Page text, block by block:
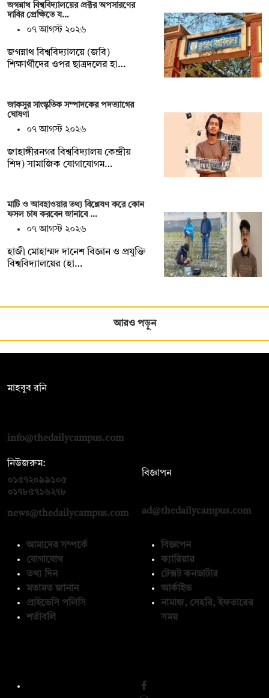
জগন্নাথ বিশ্ববিদ্যালয়ের প্রক্টর অপসারণের
দাবির প্রেক্ষিতে য…
০৭ আগস্ট ২০২৬
জগন্নাথ বিশ্ববিদ্যালয়ে (জবি)
শিক্ষার্থীদের ওপর ছাত্রদলের হা…
জাকসুর সাংস্কৃতিক সম্পাদকের পদত্যাগের
ঘোষণা
০৭ আগস্ট ২০২৬
‎জাহাঙ্গীরনগর বিশ্ববিদ্যালয় কেন্দ্রীয়
শিদ) সামাজিক যোগাযোগম…
মাটি ও আবহাওয়ার তথ্য বিশ্লেষণ করে কোন
ফসল চাষ করবেন জানাবে …
০৭ আগস্ট ২০২৬
হাজী মোহাম্মদ দানেশ বিজ্ঞান ও প্রযুক্তি
বিশ্ববিদ্যালয়ের (হা…
আরও পড়ুন
মাহবুব রনি
info@thedailycampus.com
নিউজরুম:
০১৫৭২০৯৯১০৫
০১৭৮৫৭১৬২৭৮
news@thedailycampus.com
বিজ্ঞাপন
ad@thedailycampus.com
আমাদের সম্পর্কে
যোগাযোগ
তথ্য দিন
মতামত জানান
প্রাইভেসি পলিসি
শর্তাবলি
বিজ্ঞাপন
ক্যারিয়ার
টেক্সট কনভার্টার
আর্কাইভ
নামাজ, সেহরি, ইফতারের
সময়